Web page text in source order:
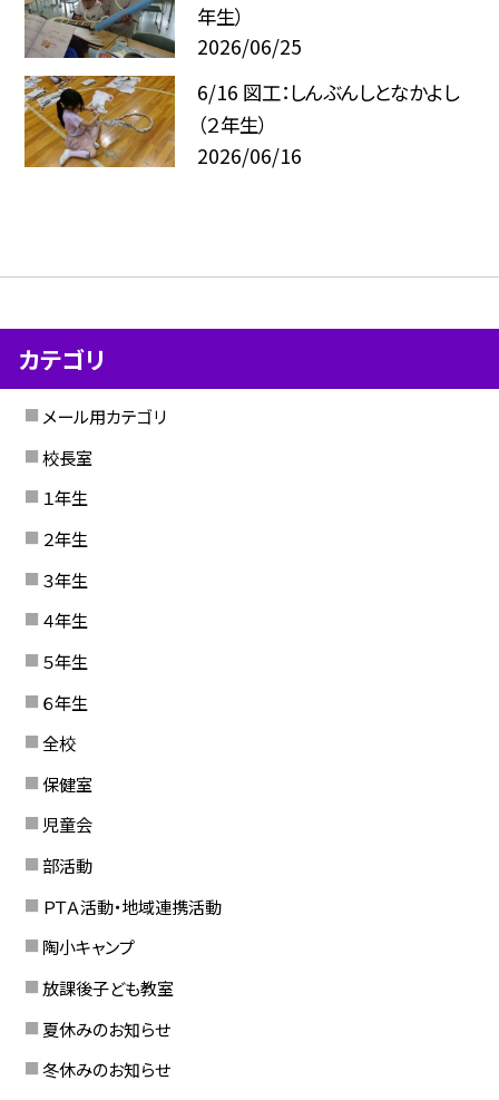
年生）
2026/06/25
6/16 図工：しんぶんしとなかよし
（２年生）
2026/06/16
カテゴリ
メール用カテゴリ
校長室
１年生
２年生
３年生
４年生
５年生
６年生
全校
保健室
児童会
部活動
ＰＴＡ活動・地域連携活動
陶小キャンプ
放課後子ども教室
夏休みのお知らせ
冬休みのお知らせ